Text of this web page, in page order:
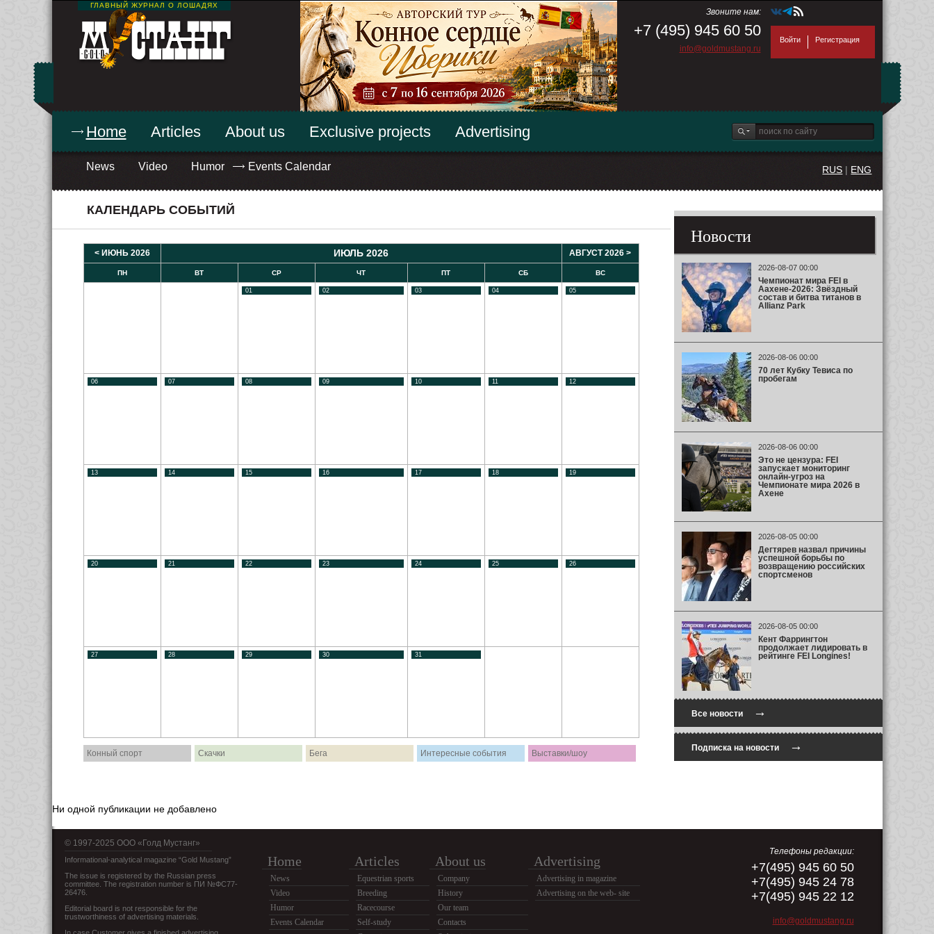
ГЛАВНЫЙ ЖУРНАЛ О ЛОШАДЯХ
Звоните нам:
+7 (495) 945 60 50
info@goldmustang.ru
Войти Регистрация
Home
News Video Humor Events Calendar
Articles About us Exclusive projects Advertising
RUS | ENG
КАЛЕНДАРЬ СОБЫТИЙ
< ИЮНЬ 2026 ИЮЛЬ 2026 АВГУСТ 2026 >
ПН ВТ СР ЧТ ПТ СБ ВС
01 02 03 04 05
06 07 08 09 10 11 12
13 14 15 16 17 18 19
20 21 22 23 24 25 26
27 28 29 30 31
Конный спорт Скачки Бега Интересные события Выставки/шоу
Ни одной публикации не добавлено
Новости
2026-08-07 00:00
Чемпионат мира FEI в
Аахене-2026: Звёздный
состав и битва титанов в
Allianz Park
2026-08-06 00:00
70 лет Кубку Тевиса по
пробегам
2026-08-06 00:00
Это не цензура: FEI
запускает мониторинг
онлайн-угроз на
Чемпионате мира 2026 в
Ахене
2026-08-05 00:00
Дегтярев назвал причины
успешной борьбы по
возвращению российских
спортсменов
2026-08-05 00:00
Кент Фаррингтон
продолжает лидировать в
рейтинге FEI Longines!
Все новости→
Подписка на новости→
© 1997-2025 OOO «Голд Мустанг»
Informational-analytical magazine “Gold Mustang”
The issue is registered by the Russian press
committee. The registration number is ПИ №ФС77-
26476.
Editorial board is not responsible for the
trustworthiness of advertising materials.
Home
News
Video
Humor
Events Calendar
Articles
Equestrian sports
Breeding
Racecourse
Self-study
About us
Company
History
Our team
Contacts
Advertising
Advertising in magazine
Advertising on the web- site
Телефоны редакции:
+7(495) 945 60 50
+7(495) 945 24 78
+7(495) 945 22 12
info@goldmustang.ru